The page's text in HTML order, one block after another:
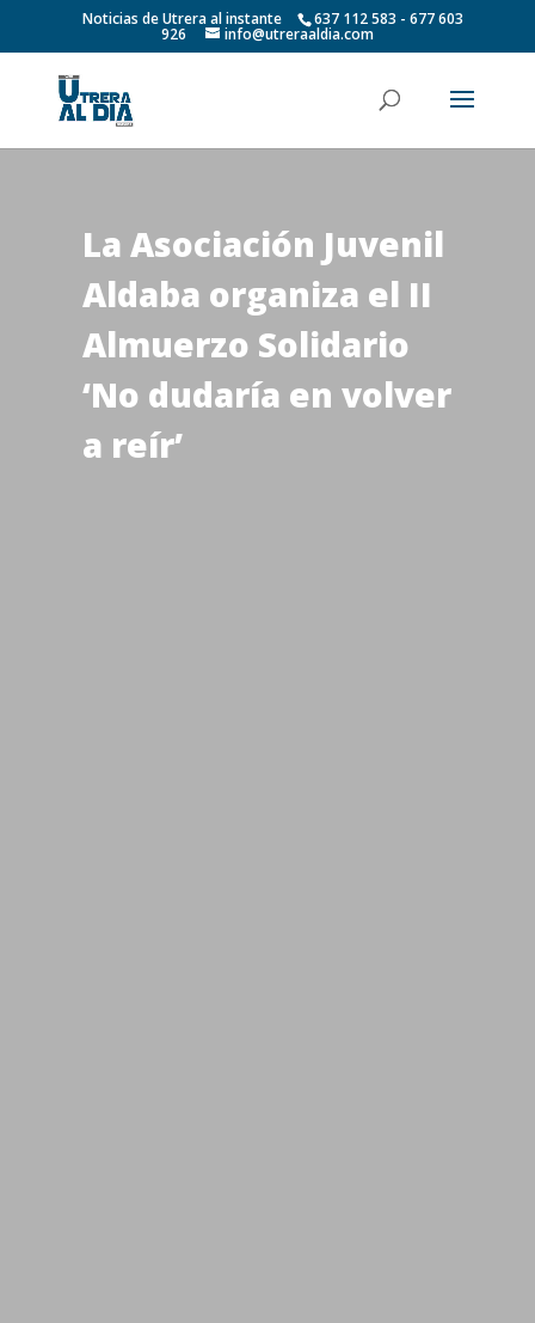
Noticias de Utrera al instante 637 112 583 - 677 603
926 info@utreraaldia.com
La Asociación Juvenil
Aldaba organiza el II
Almuerzo Solidario
‘No dudaría en volver
a reír’